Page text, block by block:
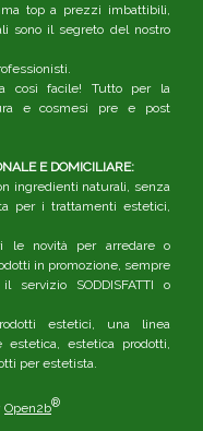
top a prezzi imbattibili,
sono il segreto del nostro
così facile! Tutto per la
e cosmesi pre e post
E DOMICILIARE:
ingredienti naturali, senza
per i trattamenti estetici,
le novità per arredare o
in promozione, sempre
SODDISFATTI o
estetici, una linea
estetica prodotti,
per estetista.
Open2b®